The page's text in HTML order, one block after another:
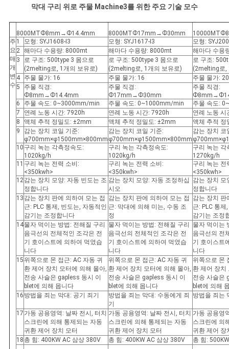
막대 구리 위로 주물 Machine3를 위한 주요 기술 모수
8000MTФ8mm→Ф14.4mm 8000MTФ17mm→Ф30mm
주
요
매
개
변
수
1 모형: SYJ1608-I3 모형: SYJ1617-I3
모형:
2 해마다 수용량: 8000mt 해마다 수용량: 8000mt
해마다 수용
3
로 구조: 500type 3 몸으로
(2melting로, 1개의 보유로)
로 구조: 500type 3 몸으로
(2melting로, 1개의 보유로)
로 구조:
(2melting로,
4
주물 물가: 16 주물 물가: 16
주물 물가: 20
5
주물 직경:
Ф8mm→Ф14.4mm
주물 직경:
Ф17mm→Ф30mm
주물 직경:
6
주물 속도: 0~3000mm/min 주물 속도: 0~1000mm/min
주물 속도:
7
연례 노동 시간: 7920h 연례 노동 시간: 7920h
연례 노동 시
8
액체 추적 정밀도: ±2mm 액체 추적 정밀도: ±2mm
액체 추적 정
9
감는 장치 코일 기준:
φ700mm×φ1500mm×800mm
감는 장치 코일 기준:
φ700mm×φ1500mm×800mm
감는 장치 코
10 구리 녹는 각측정속도:
1020kg/h
구리 녹는 각측정속도:
1020kg/h
구리 녹는 각
1270kg/h
11 구리 녹는 전력 소비:
<350kwh>
구리 녹는 전력 소비:
<350kwh>
구리 녹는 전
<350kwh>
12감는 장치 모양: 자동 빈도는 조
정합니다
감는 장치 모양: 자동 조정하십
시오
감는 장치 모
정합니다
13 감는 장치 판에 의하여 모는 접
근: PLC 통제, 빈도는, 자동적인
감기는 조정합니다
감는 장치 판에 의하여 모는 접
근: 막대에 의해 미는, 수동 조
정
감는 장치 판
근: PLC 통
감기는 조정
14물자 먹이는 방법: 전해질 구리
음극선의 전체적인 조각은 전
기 호이스트에 의하여 먹였습
니다
물자 먹이는 방법: 전해질 구리
음극선의 전체적인 조각은 전
기 호이스트에 의하여 먹였습
니다
물자 먹이는
음극선의 전
기 호이스트
니다
15 위쪽으로 몬 접근: AC 자동 귀
환 제어 장치 모터에 의해 몰아,
전송 사슬은 gapless 동시 이
blet에 의해 몹니다
위쪽으로 몬 접근: AC 자동 귀
환 제어 장치 모터에 의해 몰아,
전송 사슬은 gapless 동시 이
blet에 의해 몹니다
위쪽으로 몬
환 제어 장치
전송 사슬은
blet에 의해
16 방법을 죄는 막대: 공기 죄기
방법을 죄는 막대: 수동에게 죄
기
방법을 죄는
17 가동 공용영역: 날짜 전시, 터치
스크린에 의해 통제되는 자동
귀환 제어 장치 모터
가동 공용영역: 날짜 전시, 터치
스크린에 의해 통제되는 자동
귀환 제어 장치 모터
가동 공용영
스크린에 의
귀환 제어 장
18 총 힘: 400KW AC 삼상 380V 총 힘: 400KW AC 삼상 380V 총 힘: